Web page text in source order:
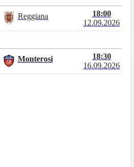
Reggiana
18:00
12.09.2026
Monterosi
18:30
16.09.2026